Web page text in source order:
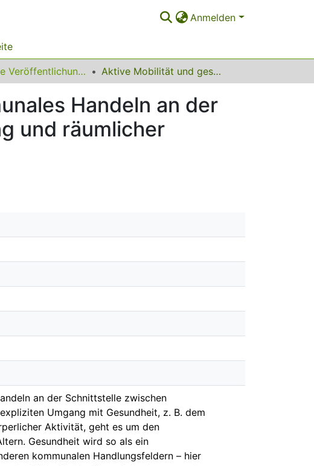
Anmelden
Sonstige Veröffentlichungen (Stadt- und Regionalplanung) Aktive Mobilität und gesundes Altern: kommunales Handeln an der Schnittstelle zwischen Gesundheitsförderung und räumlicher Planung
Handeln an der
und räumlicher
an der Schnittstelle zwischen
Umgang mit Gesundheit, z. B. dem
Aktivität, geht es um den
Gesundheit wird so als ein
kommunalen Handlungsfeldern – hier